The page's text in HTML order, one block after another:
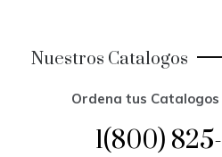
Nuestros Catalogos
Ordena tus
1(800)